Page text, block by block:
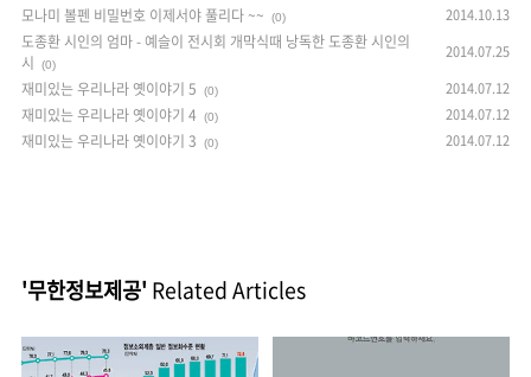
모나미 볼펜 비밀번호 이제서야 풀리다 ~~ (0) 2014.10.13
도종환 시인의 엄마 - 예슬이 전시회 개막식때 낭독한 도종환 시인의
시
(0)
2014.07.25
재미있는 우리나라 옛이야기 5 (0) 2014.07.12
재미있는 우리나라 옛이야기 4 (0) 2014.07.12
재미있는 우리나라 옛이야기 3 (0) 2014.07.12
'무한정보제공' Related Articles